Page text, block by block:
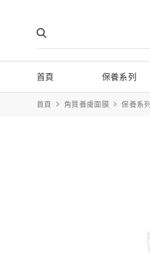
首頁 保養系列
首頁 角質養膚面膜 保養系列